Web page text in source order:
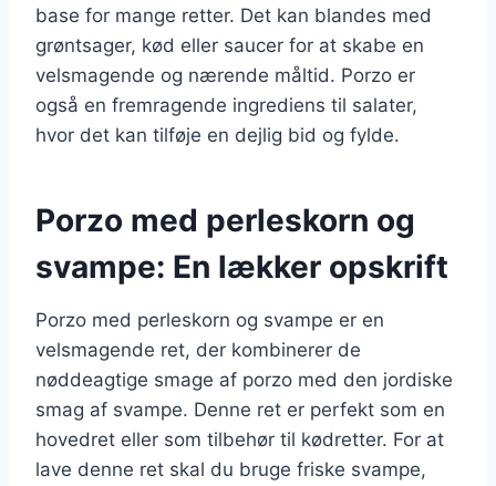
base for mange retter. Det kan blandes med
grøntsager, kød eller saucer for at skabe en
velsmagende og nærende måltid. Porzo er
også en fremragende ingrediens til salater,
hvor det kan tilføje en dejlig bid og fylde.
Porzo med perleskorn og
svampe: En lækker opskrift
Porzo med perleskorn og svampe er en
velsmagende ret, der kombinerer de
nøddeagtige smage af porzo med den jordiske
smag af svampe. Denne ret er perfekt som en
hovedret eller som tilbehør til kødretter. For at
lave denne ret skal du bruge friske svampe,